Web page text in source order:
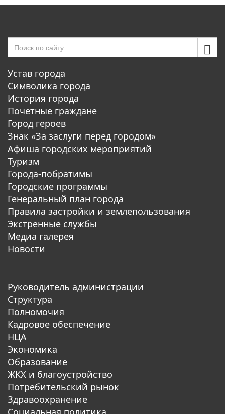
Устав города
Символика города
История города
Почетные граждане
Город героев
Знак «За заслуги перед городом»
Афиша городских мероприятий
Туризм
Города-побратимы
Городские программы
Генеральный план города
Правила застройки и землепользования
Экстренные службы
Медиа галерея
Новости
Руководитель администрации
Структура
Полномочия
Кадровое обеспечение
НЦА
Экономика
Образование
ЖКХ и благоустройство
Потребительский рынок
Здравоохранение